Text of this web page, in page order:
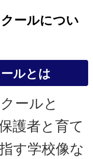
ールについ
ルとは
ールと
護者と育て
す学校像な